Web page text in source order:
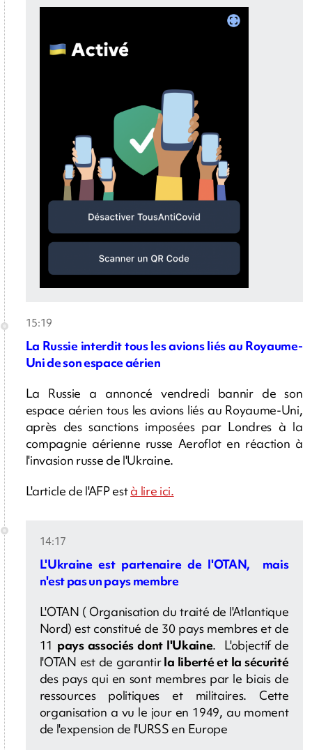
15:19
La Russie interdit tous les avions liés au Royaume-
Uni de son espace aérien
La Russie a annoncé vendredi bannir de son
espace aérien tous les avions liés au Royaume-Uni,
après des sanctions imposées par Londres à la
compagnie aérienne russe Aeroflot en réaction à
l'invasion russe de l'Ukraine.
L'article de l'AFP està lire ici.
14:17
L'Ukraine est partenaire de l'OTAN, mais
n'est pas un pays membre
L'OTAN (Organisation du traité de l'Atlantique
Nord) est constitué de 30 pays membres et de
11 pays associés dont l'Ukaine. L'objectif de
l'OTAN est de garantirla liberté et la sécurité
des pays qui en sont membres par le biais de
ressources politiques et militaires. Cette
organisation a vu le jour en 1949, au moment
de l'expension de l'URSS en Europe